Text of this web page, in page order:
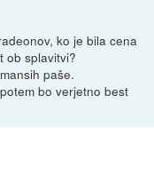
ko je bila cena
ob splavitvi?
paše.
bo verjetno best